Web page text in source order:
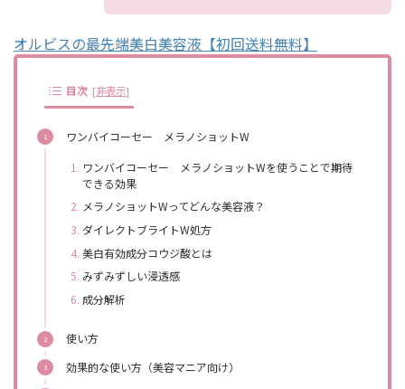
オルビスの最先端美白美容液【初回送料無料】
目次 [非表示]
ワンバイコーセー メラノショットW
ワンバイコーセー メラノショットWを使うことで期待
できる効果
メラノショットWってどんな美容液？
ダイレクトブライトW処方
美白有効成分コウジ酸とは
みずみずしい浸透感
成分解析
使い方
効果的な使い方（美容マニア向け）